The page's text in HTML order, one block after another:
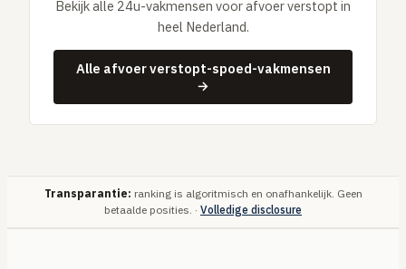
Bekijk alle 24u-vakmensen voor afvoer verstopt in
heel Nederland.
Alle afvoer verstopt-spoed-vakmensen
→
Transparantie: ranking is algoritmisch en onafhankelijk. Geen
betaalde posities. · Volledige disclosure